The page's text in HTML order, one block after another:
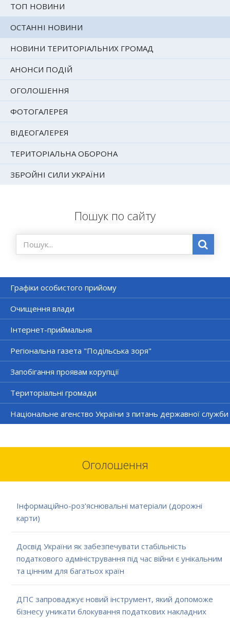
ТОП НОВИНИ
ОСТАННІ НОВИНИ
НОВИНИ ТЕРИТОРІАЛЬНИХ ГРОМАД
АНОНСИ ПОДІЙ
ОГОЛОШЕННЯ
ФОТОГАЛЕРЕЯ
ВІДЕОГАЛЕРЕЯ
ТЕРИТОРІАЛЬНА ОБОРОНА
ЗБРОЙНІ СИЛИ УКРАЇНИ
Пошук по сайту
Графіки особистого прийому
Очищення влади
Інтернет-приймальня
Регіональна газета "Подільська зоря"
Запобігання проявам корупції
Територіальні громади
Національне агенство України з питань державної служби
Оголошення
Інформаційно-роз'яснювальні матеріали (дорожні
карти)
Досвід України як забезпечувати стабільність
податкового адміністрування під час війни є унікальним
та цінним для багатьох країн
ДПС запроваджує новий інструмент, який допоможе
бізнесу уникати блокування податкових накладних